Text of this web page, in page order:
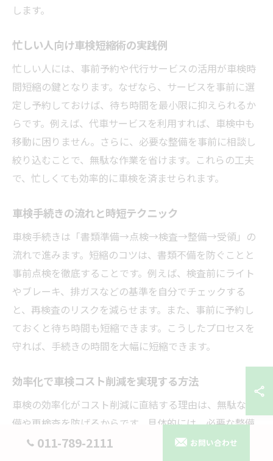
します。
忙しい人向け車検短縮術の実践例
忙しい人には、事前予約や代行サービスの活用が車検時
間短縮の鍵となります。なぜなら、サービスを事前に選
定し予約しておけば、待ち時間を最小限に抑えられるか
らです。例えば、代車サービスを利用すれば、車検中も
移動に困りません。さらに、必要な整備を事前に相談し
絞り込むことで、無駄な作業を省けます。これらの工夫
で、忙しくても効率的に車検を済ませられます。
車検手続きの流れと時短テクニック
車検手続きは「書類準備→点検→検査→整備→受領」の
流れで進みます。短縮のコツは、書類不備を防ぐことと
事前点検を徹底することです。例えば、検査前にライト
やブレーキ、排ガスなどの基準を自分でチェックする
と、再検査のリスクを減らせます。また、事前に予約し
ておくと待ち時間も短縮できます。こうしたプロセスを
守れば、手続きの時間を大幅に短縮できます。
効率化で車検コスト削減を実現する方法
車検の効率化がコスト削減に直結する理由は、無駄な整
備や再検査を防げるからです。具体的には、必要な整備
内容を事前に見極め、優先順位をつけて依頼することが
011-789-2111 お問い合わせ